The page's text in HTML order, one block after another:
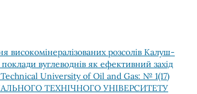
високомінералізованих розсолів Калуш-
вуглеводнів як ефективний захід
University of Oil and Gas: № 1(17)
ТЕХНІЧНОГО УНІВЕРСИТЕТУ